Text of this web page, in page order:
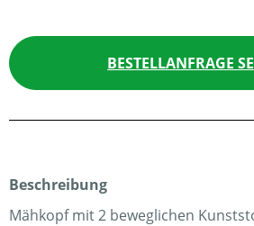
BESTELLANFRAGE
Beschreibung
Mähkopf mit 2 beweglichen